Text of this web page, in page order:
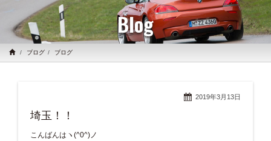
Blog
ブログ ブログ
2019年3月13日
埼玉！！
こんばんはヽ(^0^)ノ